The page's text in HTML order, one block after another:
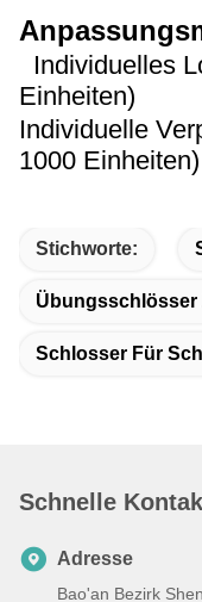
Individuelles
Einheiten)
Individuelle
1000 Einheiten)
Stichworte:
Übungsschlösser
Schlosser Für
Schnelle
Adresse
Bao'an Bezirk